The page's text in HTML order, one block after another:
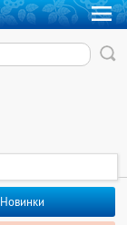
Новинки